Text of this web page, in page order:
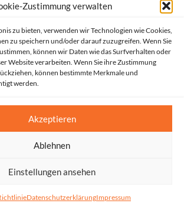
Zustimmung verwalten
zu bieten, verwenden wir Technologien wie Cookies,
zu speichern und/oder darauf zuzugreifen. Wenn Sie
können wir Daten wie das Surfverhalten oder
Website verarbeiten. Wenn Sie ihre Zustimmung
können bestimmte Merkmale und
werden.
Akzeptieren
Ablehnen
Einstellungen ansehen
DatenschutzerklärungImpressum
nicht mehr und nicht weniger